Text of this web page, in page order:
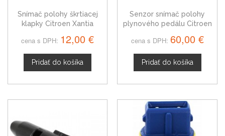
Snímač polohy škrtiacej
klapky Citroen Xantia
cena s DPH: 12,00 €
Pridať do košíka
Senzor snímač polohy
plynového pedálu Citroen
cena s DPH: 60,00 €
Pridať do košíka